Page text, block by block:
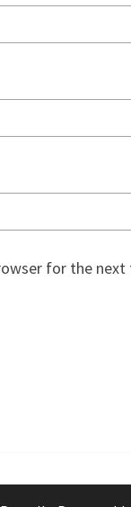
for the